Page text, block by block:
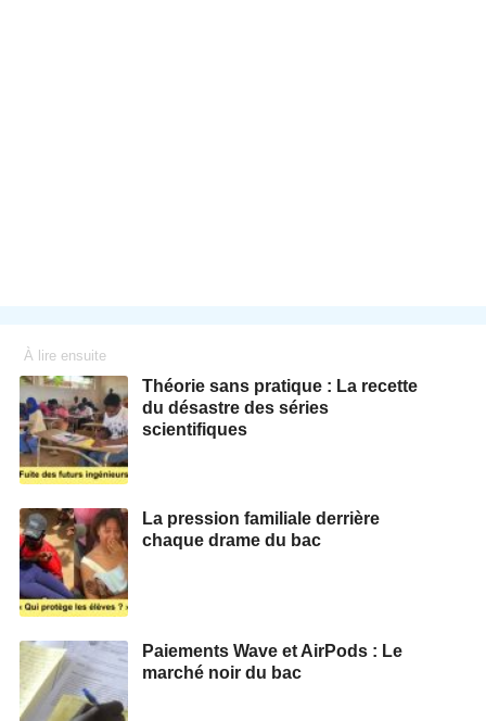
À lire ensuite
Théorie sans pratique : La recette
du désastre des séries
scientifiques
La pression familiale derrière
chaque drame du bac
Paiements Wave et AirPods : Le
marché noir du bac